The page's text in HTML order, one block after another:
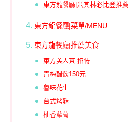
東方龍餐廳|米其林必比登推薦
東方龍餐廳|菜單/MENU
東方龍餐廳|推薦美食
東方美人茶 招待
青梅醋飲150元
魯味花生
台式烤麩
柚香蘿蔔